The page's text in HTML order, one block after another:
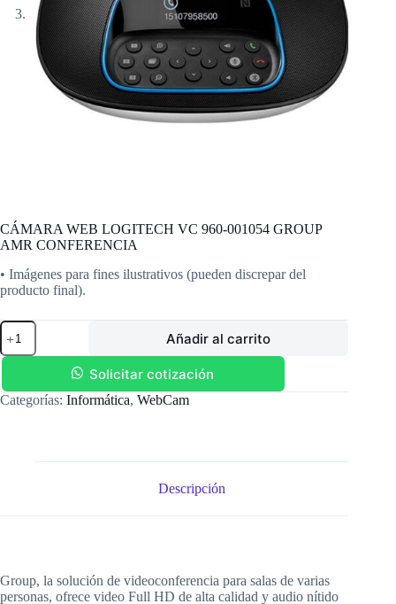
CÁMARA WEB LOGITECH VC 960-001054 GROUP
AMR CONFERENCIA
• Imágenes para fines ilustrativos (pueden discrepar del
producto final).
CÁMARA
WEB
LOGITECH
960-
001054
cantidad
Añadir al carrito
Solicitar cotización
Categorías: Informática, WebCam
Descripción
Group, la solución de videoconferencia para salas de varias
personas, ofrece video Full HD de alta calidad y audio nítido